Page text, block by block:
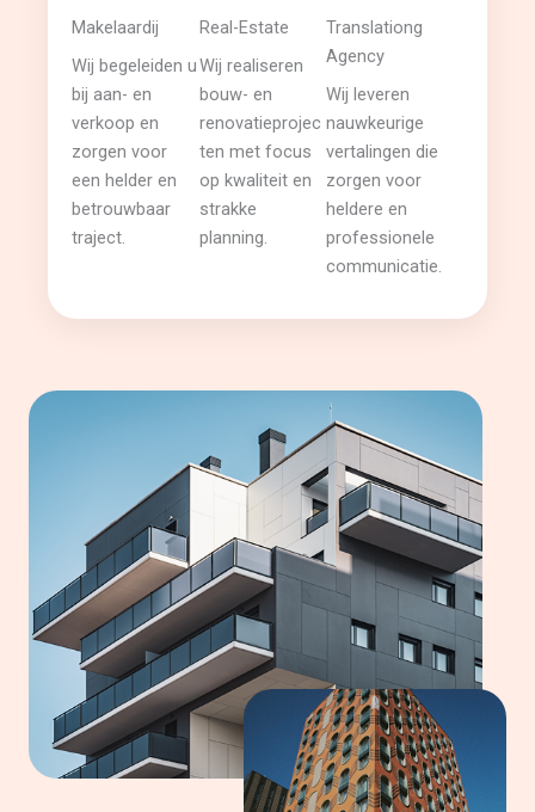
Makelaardij
Wij begeleiden u
bij aan- en
verkoop en
zorgen voor
een helder en
betrouwbaar
traject.
Real-Estate
Wij realiseren
bouw- en
renovatieprojec
ten met focus
op kwaliteit en
strakke
planning.
Translationg
Agency
Wij leveren
nauwkeurige
vertalingen die
zorgen voor
heldere en
professionele
communicatie.